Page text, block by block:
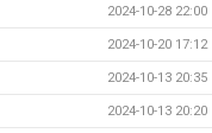
2024-10-28 22:00
2024-10-20 17:12
2024-10-13 20:35
2024-10-13 20:20